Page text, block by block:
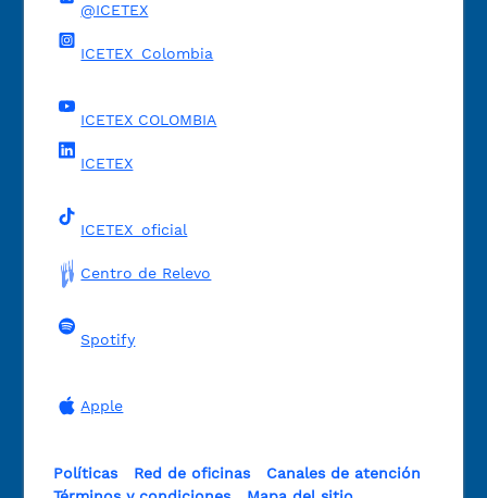
@ICETEX
ICETEX_Colombia
ICETEX COLOMBIA
ICETEX
ICETEX_oficial
Centro de Relevo
Spotify
Apple
Políticas Red de oficinas
Canales de atención